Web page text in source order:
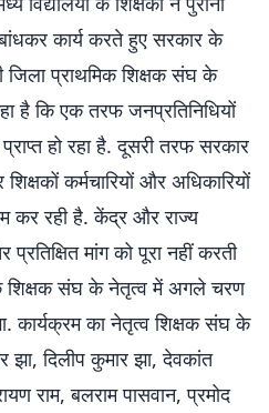
कार्य करते हुए सरकार के
जिला प्राथमिक शिक्षक संघ के
है कि एक तरफ जनप्रतिनिधियों
हो रहा है. दूसरी तरफ सरकार
कर्मचारियों और अधिकारियों
कर रही है. केंद्र और राज्य
मांग को पूरा नहीं करती
शिक्षक संघ के नेतृत्व में अगले चरण
कार्यक्रम का नेतृत्व शिक्षक संघ के
दिलीप कुमार झा, देवकांत
राम, बलराम पासवान, प्रमोद